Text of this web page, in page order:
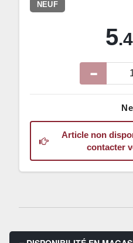
NEUF
5
Article non
contacter